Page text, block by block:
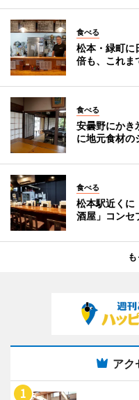
食べる
松本・緑町
倍も、これま
食べる
安曇野にか
に地元食材の
食べる
松本駅近く
酒屋」コンセ
アク